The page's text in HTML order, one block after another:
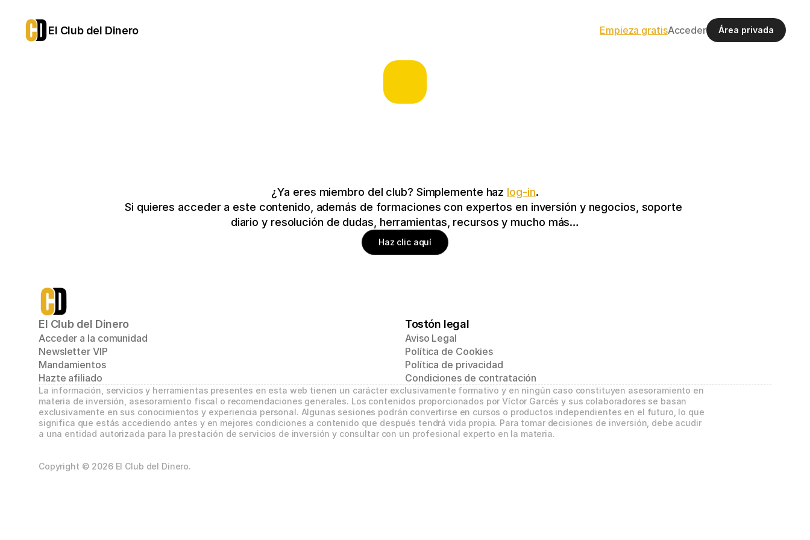
El Club del Dinero Empieza gratisAcceder Área privada
¿Ya eres miembro del club? Simplemente haz log-in.
Si quieres acceder a este contenido, además de formaciones con expertos en inversión y negocios, soporte
diario y resolución de dudas, herramientas, recursos y mucho más…
Haz clic aquí
El Club del Dinero
Acceder a la comunidad
Newsletter VIP
Mandamientos
Hazte afiliado
Tostón legal
Aviso Legal
Política de Cookies
Política de privacidad
Condiciones de contratación
La información, servicios y herramientas presentes en esta web tienen un carácter exclusivamente formativo y en ningún caso constituyen asesoramiento en
materia de inversión, asesoramiento fiscal o recomendaciones generales. Los contenidos proporcionados por Víctor Garcés y sus colaboradores se basan
exclusivamente en sus conocimientos y experiencia personal. Algunas sesiones podrán convertirse en cursos o productos independientes en el futuro, lo que
significa que estás accediendo antes y en mejores condiciones a contenido que después tendrá vida propia. Para tomar decisiones de inversión, debe acudir
a una entidad autorizada para la prestación de servicios de inversión y consultar con un profesional experto en la materia.
Copyright © 2026 El Club del Dinero.